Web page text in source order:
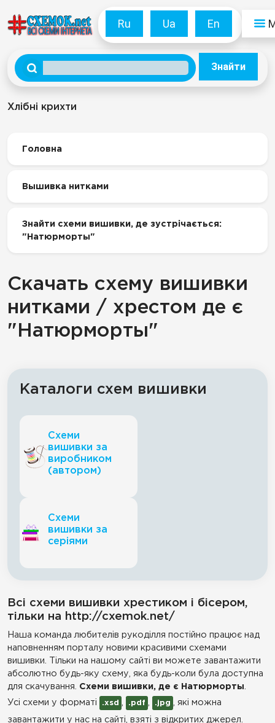
Ru Ua En
Знайти
Хлібні крихти
Головна
Вышивка нитками
Знайти схеми вишивки, де зустрічається:
"Натюрморты"
Скачать схему вишивки
нитками / хрестом де є
"Натюрморты"
Каталоги схем вишивки
Схеми
вишивки за
виробником
(автором)
Схеми
вишивки за
серіями
Всі схеми вишивки хрестиком і бісером,
тільки на http://cxemok.net/
Наша команда любителів рукоділля постійно працює над
наповненням порталу новими красивими схемами
вишивки. Тільки на нашому сайті ви можете завантажити
абсолютно будь-яку схему, яка будь-коли була доступна
для скачування. Схеми вишивки, де є Натюрморты
Усі схеми у форматі
.xsd .pdf .jpg , які можна
завантажити у нас на сайті, взяті з відкритих джерел.